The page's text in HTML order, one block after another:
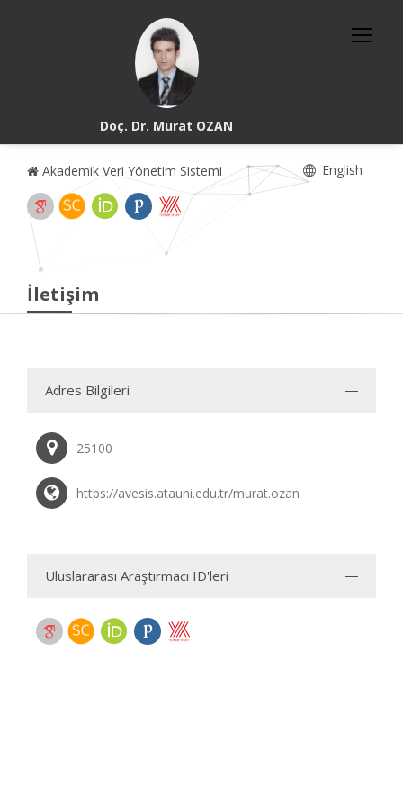
Doç. Dr. Murat OZAN
Akademik Veri Yönetim Sistemi English
İletişim
Adres Bilgileri
25100
https://avesis.atauni.edu.tr/murat.ozan
Uluslararası Araştırmacı ID'leri